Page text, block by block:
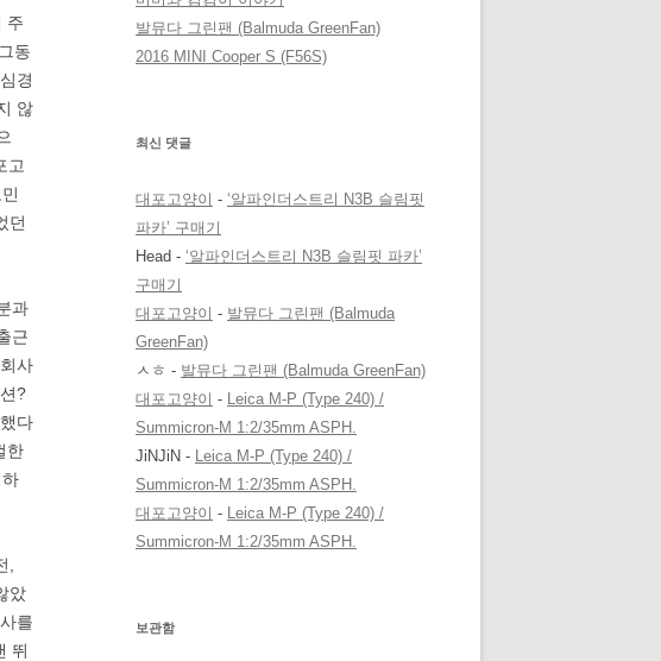
주
동
경
않
고
던
과
근
사
?
다
한
았
를
뛰
발뮤다 그린팬 (Balmuda GreenFan)
2016 MINI Cooper S (F56S)
최신 댓글
대포고양이 - ‘알파인더스트리 N3B 슬림핏
파카’ 구매기
Head - ‘알파인더스트리 N3B 슬림핏 파카’
구매기
대포고양이 - 발뮤다 그린팬 (Balmuda
GreenFan)
ㅅㅎ - 발뮤다 그린팬 (Balmuda GreenFan)
대포고양이 - Leica M-P (Type 240) /
Summicron-M 1:2/35mm ASPH.
JiNJiN - Leica M-P (Type 240) /
Summicron-M 1:2/35mm ASPH.
대포고양이 - Leica M-P (Type 240) /
Summicron-M 1:2/35mm ASPH.
보관함